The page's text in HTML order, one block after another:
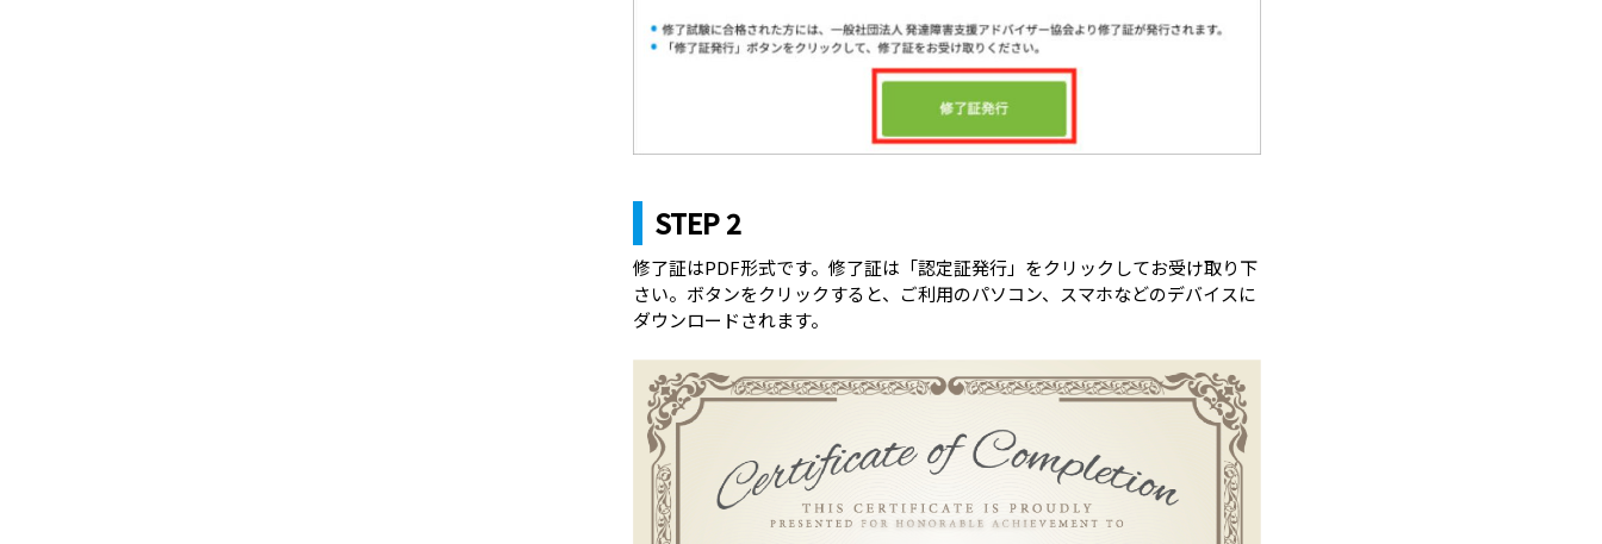
STEP 2
修了証はPDF形式です。修了証は「認定証発行」をクリックしてお受け取り下
さい。ボタンをクリックすると、ご利用のパソコン、スマホなどのデバイスに
ダウンロードされます。